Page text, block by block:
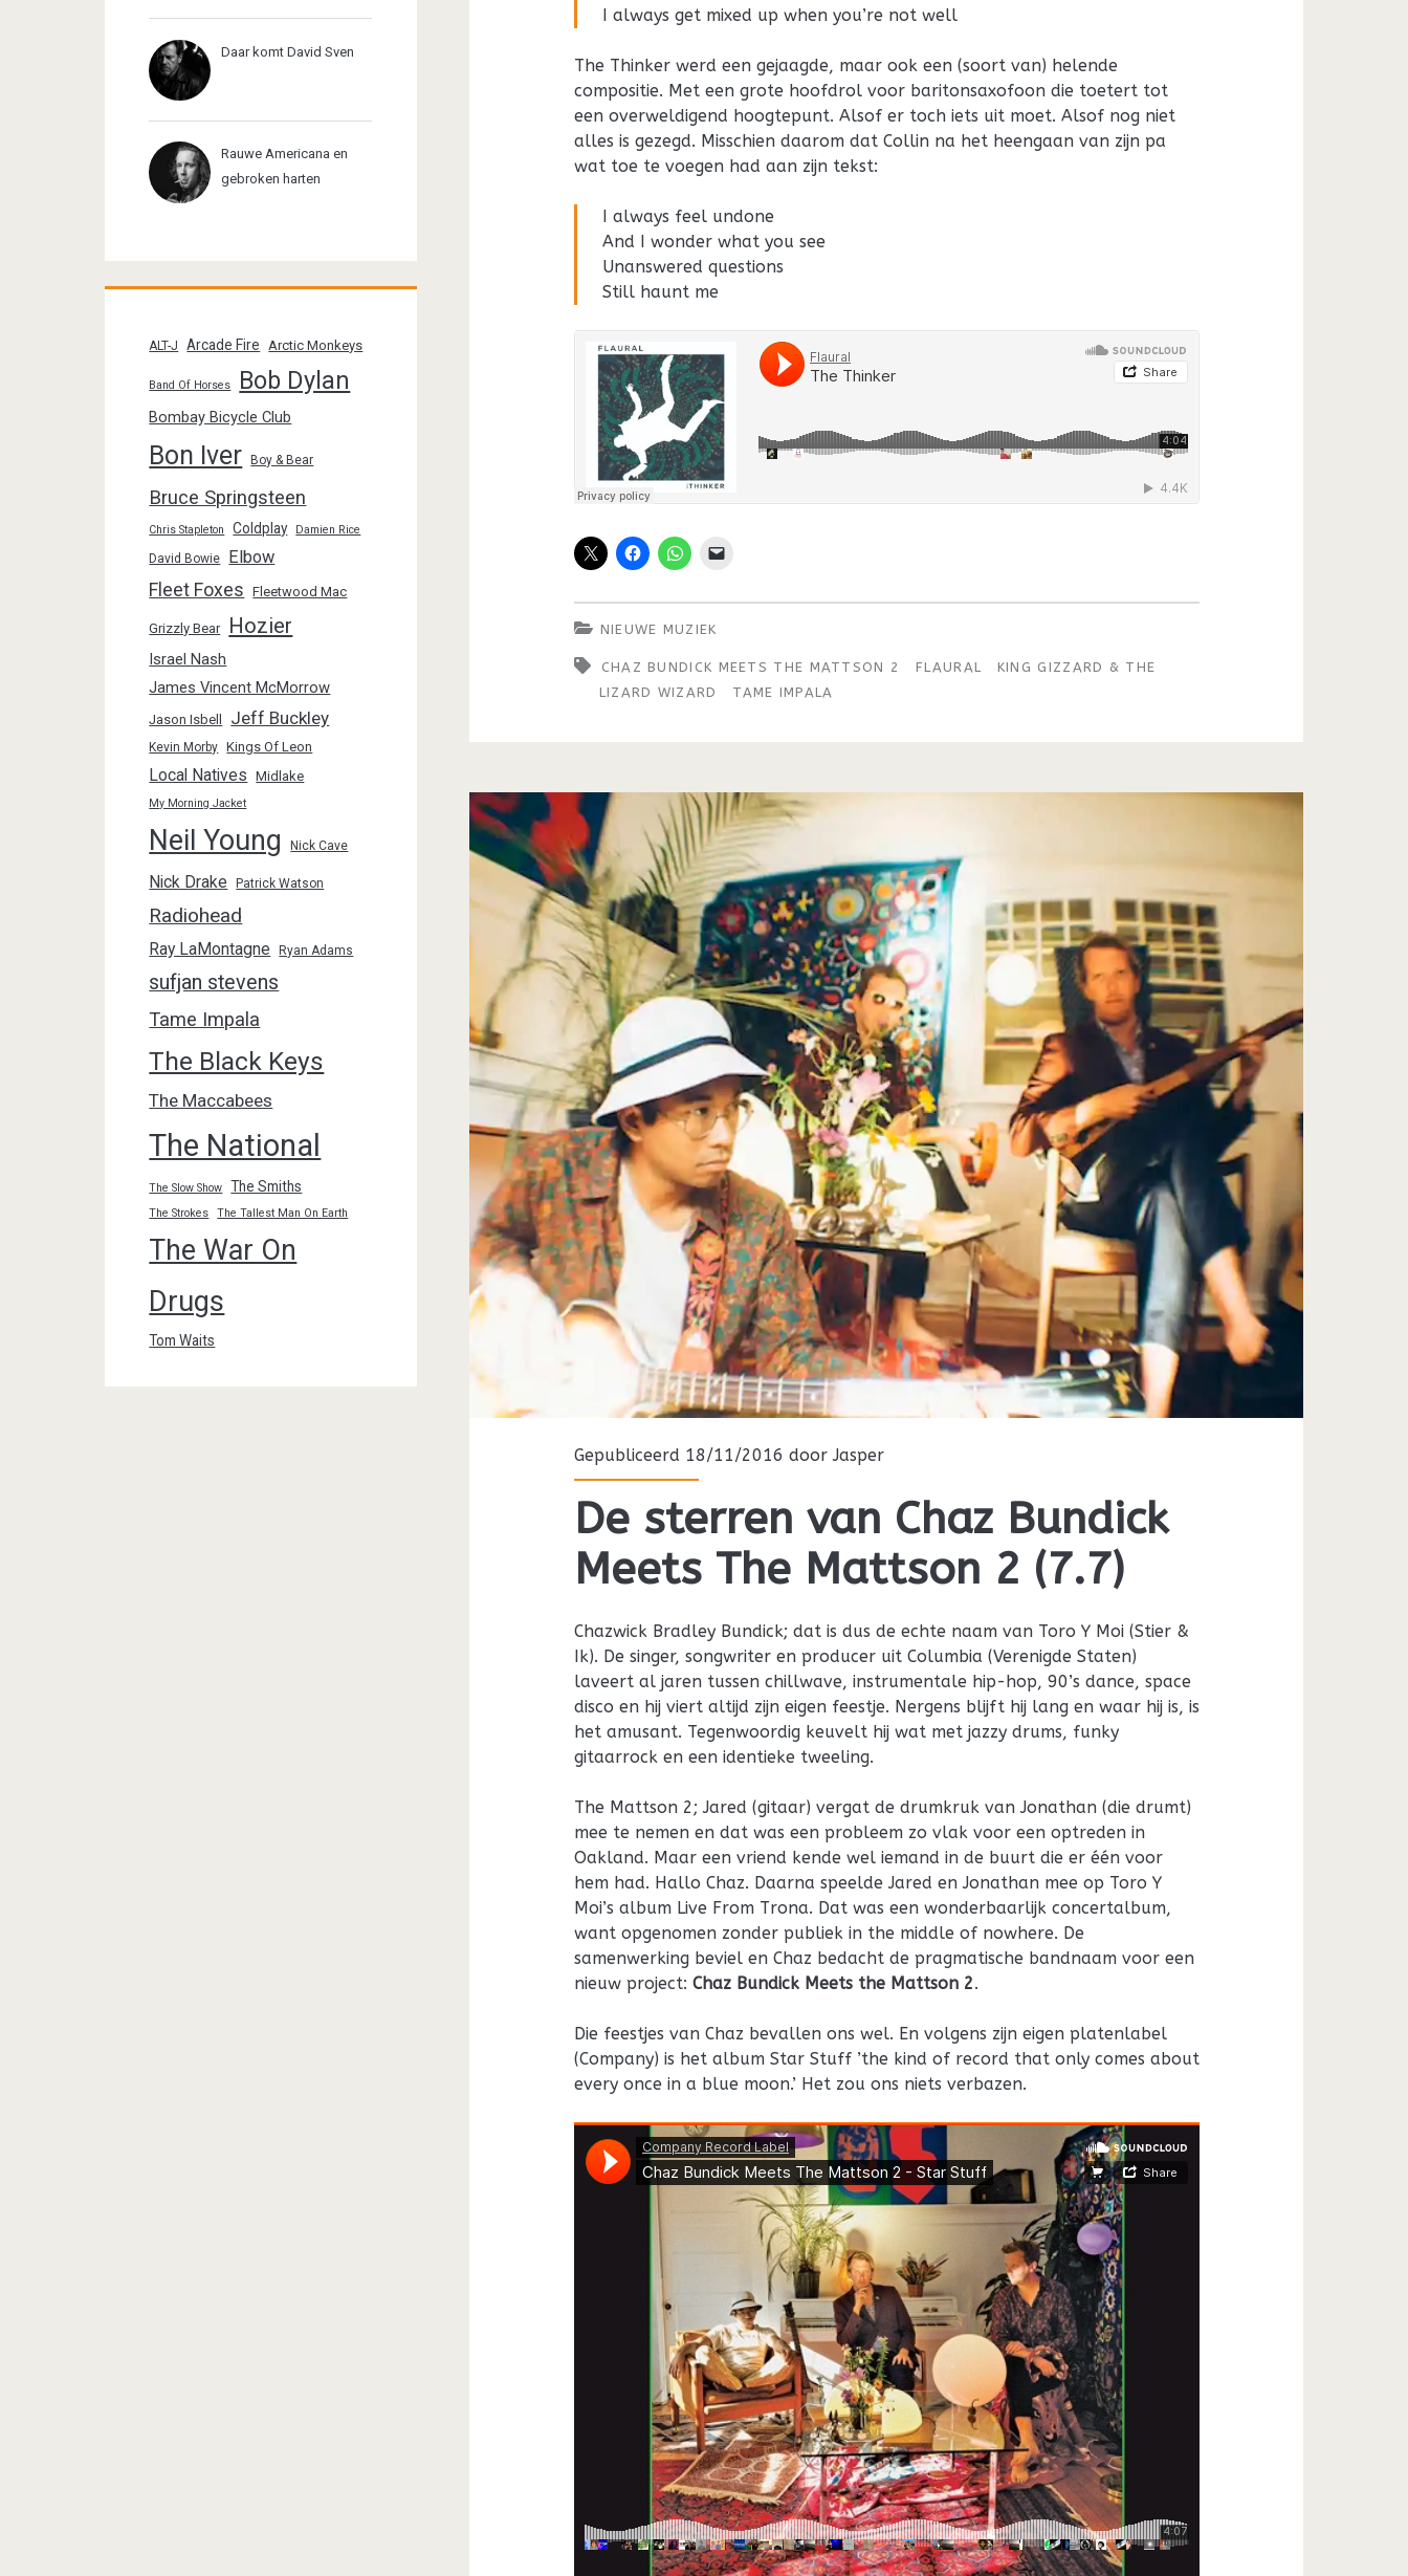
I always get mixed up when you’re not well
The Thinker werd een gejaagde, maar ook een (soort van) helende
compositie. Met een grote hoofdrol voor baritonsaxofoon die toetert tot
een overweldigend hoogtepunt. Alsof er toch iets uit moet. Alsof nog niet
alles is gezegd. Misschien daarom dat Collin na het heengaan van zijn pa
wat toe te voegen had aan zijn tekst:
I always feel undone
And I wonder what you see
Unanswered questions
Still haunt me
NIEUWE MUZIEK
CHAZ BUNDICK MEETS THE MATTSON 2 FLAURAL
KING GIZZARD & THE
LIZARD WIZARD
TAME IMPALA
Gepubliceerd 18/11/2016 doorJasper
De sterren van Chaz Bundick
Meets The Mattson 2 (7.7)
Chazwick Bradley Bundick; dat is dus de echte naam van Toro Y Moi (Stier &
Ik). De singer, songwriter en producer uit Columbia (Verenigde Staten)
laveert al jaren tussen chillwave, instrumentale hip-hop, 90’s dance, space
disco en hij viert altijd zijn eigen feestje. Nergens blijft hij lang en waar hij is, is
het amusant. Tegenwoordig keuvelt hij wat met jazzy drums, funky
gitaarrock en een identieke tweeling.
The Mattson 2; Jared (gitaar) vergat de drumkruk van Jonathan (die drumt)
mee te nemen en dat was een probleem zo vlak voor een optreden in
Oakland. Maar een vriend kende wel iemand in de buurt die er één voor
hem had. Hallo Chaz. Daarna speelde Jared en Jonathan mee op Toro Y
Moi’s album Live From Trona. Dat was een wonderbaarlijk concertalbum,
want opgenomen zonder publiek in the middle of nowhere. De
samenwerking beviel en Chaz bedacht de pragmatische bandnaam voor een
nieuw project: Chaz Bundick Meets the Mattson 2.
Die feestjes van Chaz bevallen ons wel. En volgens zijn eigen platenlabel
(Company) is het album Star Stuff ’the kind of record that only comes about
every once in a blue moon.’ Het zou ons niets verbazen.
Daar komt David Sven
Rauwe Americana en
gebroken harten
ALT-J Arcade Fire Arctic Monkeys
Band Of Horses Bob Dylan
Bombay Bicycle Club
Bon Iver Boy & Bear
Bruce Springsteen
Chris Stapleton Coldplay Damien Rice
David Bowie Elbow
Fleet Foxes Fleetwood Mac
Grizzly Bear Hozier
Israel Nash
James Vincent McMorrow
Jason Isbell Jeff Buckley
Kevin Morby Kings Of Leon
Local Natives Midlake
My Morning Jacket
Neil Young Nick Cave
Nick Drake Patrick Watson
Radiohead
Ray LaMontagne Ryan Adams
sufjan stevens
Tame Impala
The Black Keys
The Maccabees
The National
The Slow Show The Smiths
The Strokes The Tallest Man On Earth
The War On
Drugs
Tom Waits